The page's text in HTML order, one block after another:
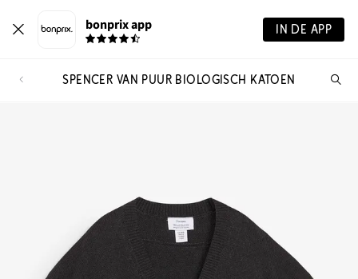
bonprix app IN DE APP
SPENCER VAN PUUR BIOLOGISCH KATOEN